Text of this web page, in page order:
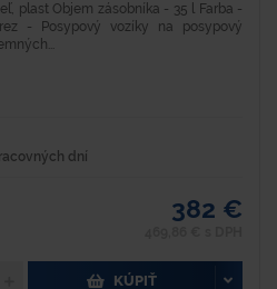
plast Objem zásobníka - 35 l Farba -
- Posypový vozíky na posypový
dní
382 €
KÚPIŤ